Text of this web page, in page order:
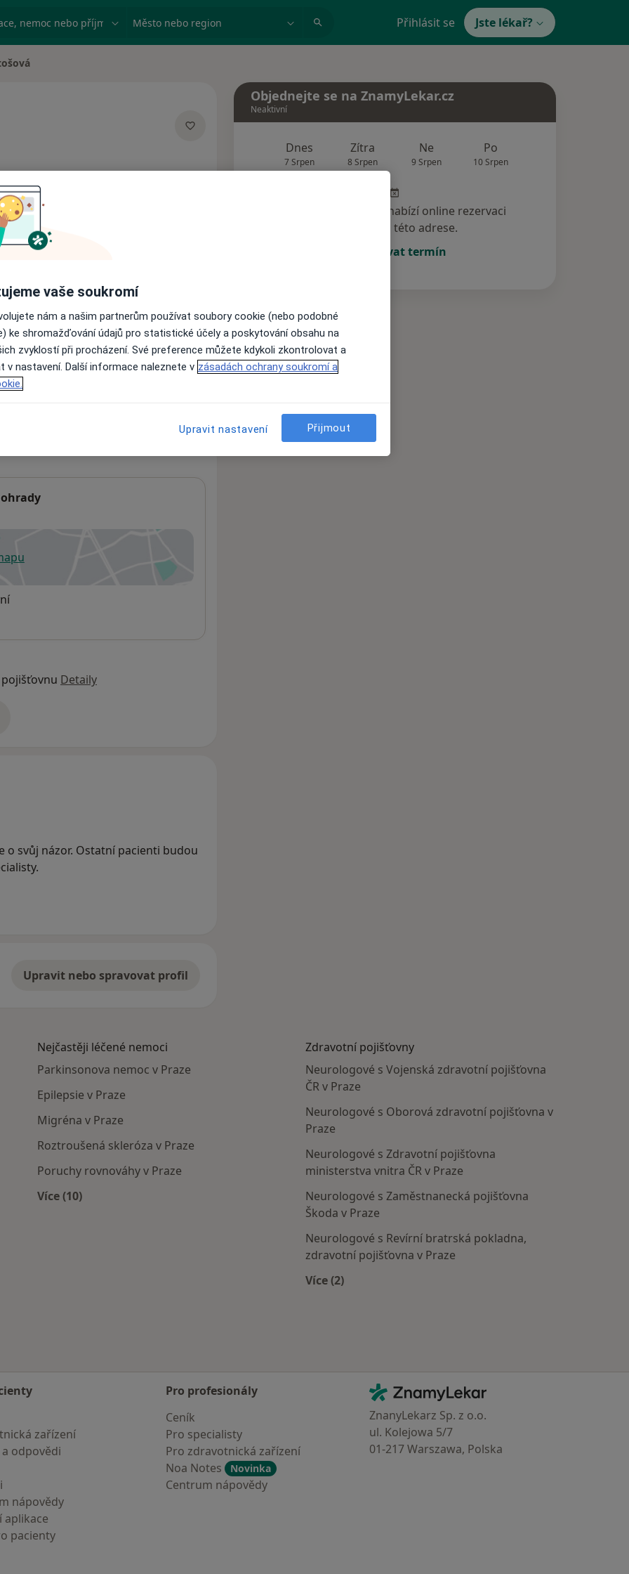
nemoc nebo příjmení Město nebo region Přihlásit se Jste lékař?
Rezervovat termín
Názory pacientů
nejsou k dispozici
informace o svých službách.
v nové záložce
Detaily
o svůj názor. Ostatní pacienti budou
Upravit nebo spravovat profil
Objednejte se na ZnamyLekar.cz
Neaktivní
Dnes
7 Srpen
Zítra
8 Srpen
Ne
9 Srpen
Po
10 Srpen
Tento specialista nenabízí online rezervaci
termínu na této adrese.
Rezervovat termín
Nejčastěji léčené nemoci
Parkinsonova nemoc v Praze
Epilepsie v Praze
Migréna v Praze
Roztroušená skleróza v Praze
Poruchy rovnováhy v Praze
Více (10)
Zdravotní pojišťovny
Neurologové s Vojenská zdravotní pojišťovna
ČR v Praze
Neurologové s Oborová zdravotní pojišťovna v
Praze
Neurologové s Zdravotní pojišťovna
ministerstva vnitra ČR v Praze
Neurologové s Zaměstnanecká pojišťovna
Škoda v Praze
Neurologové s Revírní bratrská pokladna,
zdravotní pojišťovna v Praze
Více (2)
zařízení
odpovědi
nápovědy
aplikace
pacienty
Pro profesionály
Ceník
Pro specialisty
Pro zdravotnická zařízení
Noa Notes
Novinka
Centrum nápovědy
Kontakt
ZnamyLekar - Hlavní stránka
ZnanyLekarz Sp. z o.o.
ul. Kolejowa 5/7
01-217 Warszawa, Polska
vaše soukromí
nám a našim partnerům používat soubory cookie (nebo podobné
ke shromažďování údajů pro statistické účely a poskytování obsahu na
zvyklostí při procházení. Své preference můžete kdykoli zkontrolovat a
v nastavení. Další informace naleznete v zásadách ochrany soukromí a
Upravit nastavení Přijmout